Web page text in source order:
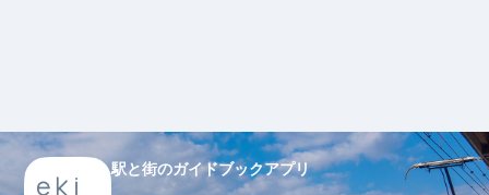
駅と街のガイドブックアプリ